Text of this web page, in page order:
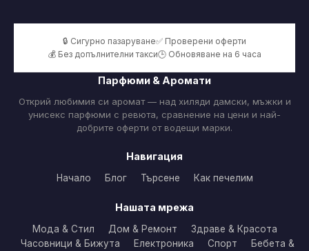
🔒 Сигурно пазаруване✅ Проверени оферти
💰 Без допълнителни такси🕒 Обновяване на 6 часа
Парфюми & Аромати
Открий любимия си аромат — над хиляди дамски, мъжки и
унисекс парфюми с ревюта, сравнение на цени и най-
добрите оферти от водещи марки.
Навигация
Начало Блог Търсене Как печелим
Нашата мрежа
Мода & Стил Дом & Ремонт
Здраве & Красота
Часовници & Бижута
Електроника Спорт
Бебета &